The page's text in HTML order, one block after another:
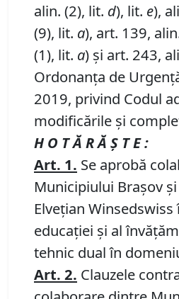
alin. (2), lit. d), lit. e),
(9), lit. a), art. 139,
(1), lit. a) și art. 243,
Ordonanța de
2019, privind Codul
modificările și
H O T Ă R Ă Ş T E :
Art. 1. Se aprobă
Municipiului Braşov
Elveţian
educaţiei şi al
tehnic dual în
Art. 2. Clauzele